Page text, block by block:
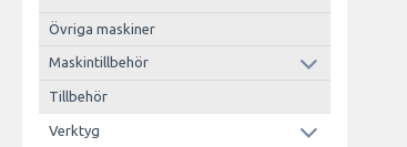
Övriga maskiner
Maskintillbehör
Tillbehör
Verktyg